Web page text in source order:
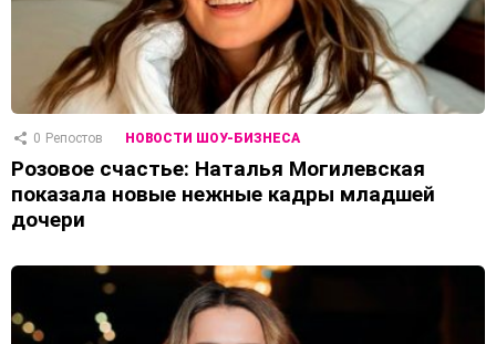
0 Репостов НОВОСТИ ШОУ-БИЗНЕСА
Розовое счастье: Наталья Могилевская
показала новые нежные кадры младшей
дочери